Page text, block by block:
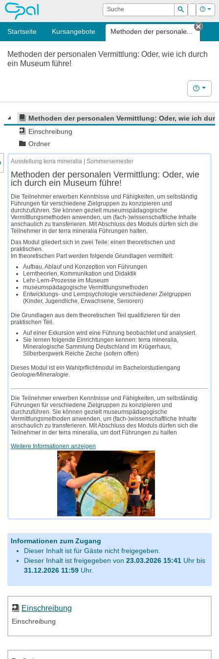
OPAL Suche
Suchen
Login Hilfe
Startseite Kursangebote Methoden der personale...
Tab
Methoden der personalen Vermittlung: Oder, wie ich durch
ein Museum führe!
Hilfe
Methoden der personalen Vermittlung: Oder, wie ich
Einschreibung
Ordner
des Kursmenüs
Ausstellung terra mineralia | Sommersemester
Methoden der personalen Vermittlung: Oder, wie
ich durch ein Museum führe!
Die Teilnehmer erwerben Kenntnisse und Fähigkeiten, um selbständig
Führungen für verschiedene Zielgruppen zu konzipieren und
durchzuführen. Sie können gezielt museumspädagogische
Vermittlungsmethoden anwenden, um (fach-)wissenschaftliche Inhalte
anschaulich zu transferieren. Mit Abschluss des Moduls dürfen sich die
Teilnehmer in der terra mineralia Führungen halten.
Das Modul gliedert sich in zwei Teile: einen theoretischen und
praktischen.
Im theoretischen Part werden folgende Grundlagen vermittelt:
Aufbau, Ablauf und Konzeption von Führungen
Lerntheorien, Kommunikation und Didaktik
Lehr-Lern-Prozesse im Museum
museumspädagogische Vermittlungsmethoden
Entwicklungs- und Lernpsychologie verschiedener Zielgruppen
(Kinder, Jugendliche, Erwachsene, Senioren)
Die Grundlagen aus dem theoretischen Teil qualifizieren für den
praktischen Teil.
Auf einer Exkursion wird eine Führung beobachtet und analysiert.
Sie lernen folgende Einrichtungen kennen: terra mineralia,
Mineralogische Sammlung Deutschland im Krügerhaus,
Silberbergwerk Reiche Zeche (sofern offen)
Dieses Modul ist ein Wahlprflichtmodul im Bachelorstudiengang
Geologie/Mineralogie.
Die Teilnehmer erwerben Kenntnisse und Fähigkeiten, um selbständig
Führungen für verschiedene Zielgruppen zu konzipieren und
durchzuführen. Sie können gezielt museumspädagogische
Vermittlungsmethoden anwenden, um (fach-)wissenschaftliche Inhalte
anschaulich zu transferieren. Mit Abschluss des Moduls dürfen sich die
Teilnehmer in der terra mineralia, um dort Führungen zu halten
Weitere Informationen anzeigen
Informationen zum Zugang
Dieser Inhalt ist für Gäste nicht freigegeben.
Dieser Inhalt ist freigegeben von 23.03.2026 15:41Uhr bis
31.12.2026 11:59Uhr.
Einschreibung
Einschreibung